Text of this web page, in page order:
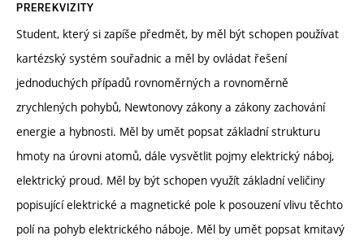
PREREKVIZITY
Student, který si zapíše předmět, by měl být schopen používat
kartézský systém souřadnic a měl by ovládat řešení
jednoduchých případů rovnoměrných a rovnoměrně
zrychlených pohybů, Newtonovy zákony a zákony zachování
energie a hybnosti. Měl by umět popsat základní strukturu
hmoty na úrovni atomů, dále vysvětlit pojmy elektrický náboj,
elektrický proud. Měl by být schopen využít základní veličiny
popisující elektrické a magnetické pole k posouzení vlivu těchto
polí na pohyb elektrického náboje. Měl by umět popsat kmitavý